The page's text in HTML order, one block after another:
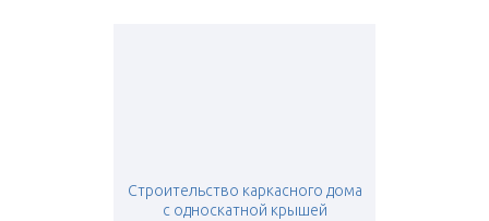
Строительство каркасного дома
с односкатной крышей